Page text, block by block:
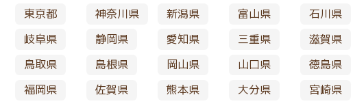
東京都 神奈川県 新潟県 富山県 石川県
岐阜県 静岡県 愛知県 三重県 滋賀県
鳥取県 島根県 岡山県 山口県 徳島県
福岡県 佐賀県 熊本県 大分県 宮崎県